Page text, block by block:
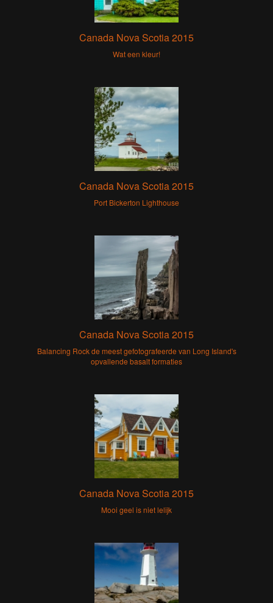
Canada Nova Scotia 2015
Wat een kleur!
Canada Nova Scotia 2015
Port Bickerton Lighthouse
Canada Nova Scotia 2015
Balancing Rock de meest gefotografeerde van Long Island's
opvallende basalt formaties
Canada Nova Scotia 2015
Mooi geel is niet lelijk